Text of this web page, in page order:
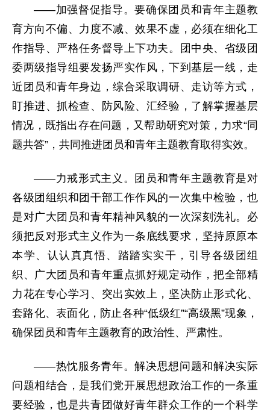
——加强督促指导。要确保团员和青年主题教
育方向不偏、力度不减、效果不虚，必须在细化工
作指导、严格任务督导上下功夫。团中央、省级团
委两级指导组要发扬严实作风，下到基层一线，走
近团员和青年身边，综合采取调研、走访等方式，
盯推进、抓检查、防风险、汇经验，了解掌握基层
情况，既指出存在问题，又帮助研究对策，力求“同
题共答”，共同推进团员和青年主题教育取得实效。
——力戒形式主义。团员和青年主题教育是对
各级团组织和团干部工作作风的一次集中检验，也
是对广大团员和青年精神风貌的一次深刻洗礼。必
须把反对形式主义作为一条底线要求，坚持原原本
本学、认认真真悟、踏踏实实干，引导各级团组
织、广大团员和青年重点抓好规定动作，把全部精
力花在专心学习、突出实效上，坚决防止形式化、
套路化、表面化，防止各种“低级红”“高级黑”现象，
确保团员和青年主题教育的政治性、严肃性。
——热忱服务青年。解决思想问题和解决实际
问题相结合，是我们党开展思想政治工作的一条重
要经验，也是共青团做好青年群众工作的一个科学